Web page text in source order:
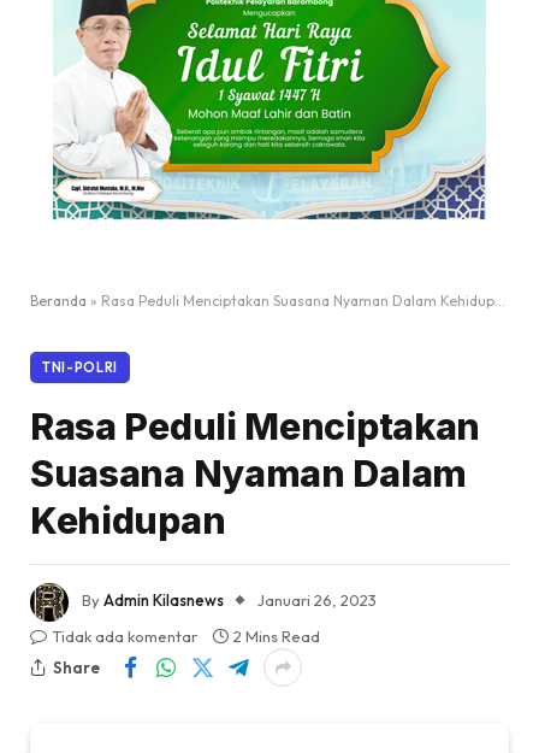
Beranda » Rasa Peduli Menciptakan Suasana Nyaman Dalam Kehidupan
TNI-POLRI
Rasa Peduli Menciptakan
Suasana Nyaman Dalam
Kehidupan
ByAdmin Kilasnews
Januari 26, 2023
Tidak ada komentar
2 Mins Read
Share